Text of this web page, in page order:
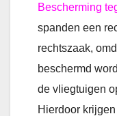
Bescherming
spanden een
rechtszaak,
beschermd
de vliegtuigen
Hierdoor